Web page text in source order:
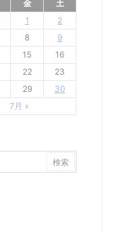
金
土
1
2
8
9
15
16
22
23
29
30
7月 »